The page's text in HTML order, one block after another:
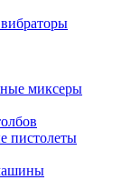
миксеры
пистолеты